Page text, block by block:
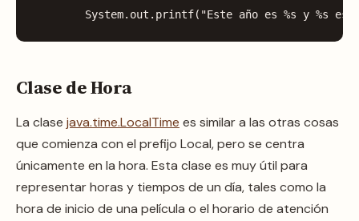
System. out . printf( "Este año es %s y %s es
Clase de Hora
La clase java.time.LocalTime es similar a las otras cosas
que comienza con el prefijo Local, pero se centra
únicamente en la hora. Esta clase es muy útil para
representar horas y tiempos de un día, tales como la
hora de inicio de una película o el horario de atención